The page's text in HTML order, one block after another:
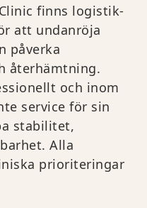
Clinic finns logistik-
att undanröja
påverka
återhämtning.
och inom
service för sin
stabilitet,
Alla
prioriteringar